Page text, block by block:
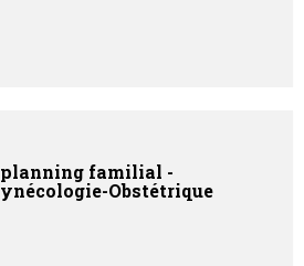
planning familial -
Obstétrique